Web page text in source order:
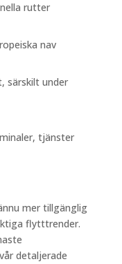
rutter
nav
särskilt under
tjänster
mer tillgänglig
flytttrender.
detaljerade